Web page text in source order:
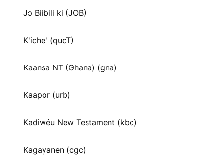
Jɔ Biibili ki (JOB)
K'iche' (qucT)
Kaansa NT (Ghana) (gna)
Kaapor (urb)
Kadiwéu New Testament (kbc)
Kagayanen (cgc)